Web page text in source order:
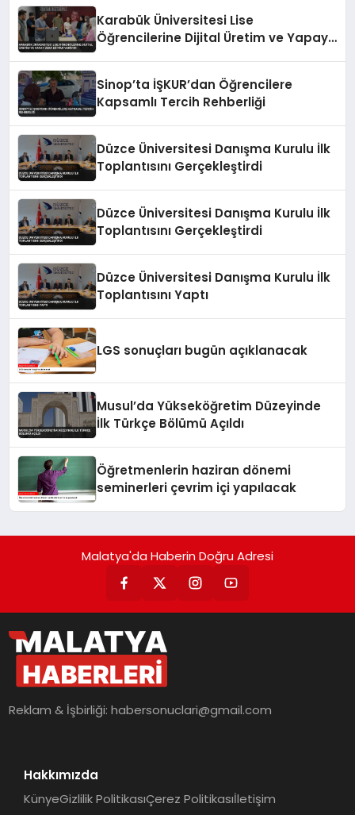
Karabük Üniversitesi Lise
Öğrencilerine Dijital Üretim ve Yapay
Sinop’ta İŞKUR’dan Öğrencilere
Kapsamlı Tercih Rehberliği
Düzce Üniversitesi Danışma Kurulu İlk
Toplantısını Gerçekleştirdi
Düzce Üniversitesi Danışma Kurulu İlk
Toplantısını Gerçekleştirdi
Düzce Üniversitesi Danışma Kurulu İlk
Toplantısını Yaptı
LGS sonuçları bugün açıklanacak
Musul’da Yükseköğretim Düzeyinde
İlk Türkçe Bölümü Açıldı
Öğretmenlerin haziran dönemi
seminerleri çevrim içi yapılacak
Malatya'da Haberin Doğru Adresi
Reklam & İşbirliği:habersonuclari@gmail.com
Hakkımızda
KünyeGizlilik PolitikasıÇerez Politikasıİletişim